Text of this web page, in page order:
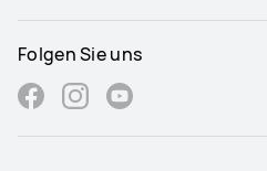
Folgen Sie uns